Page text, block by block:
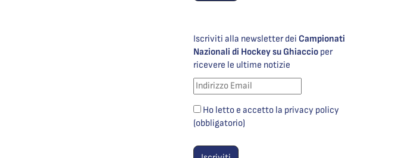
Iscriviti alla newsletter dei Campionati
Nazionali di Hockey su Ghiaccio per
ricevere le ultime notizie
Ho letto e accetto la privacy policy
(obbligatorio)